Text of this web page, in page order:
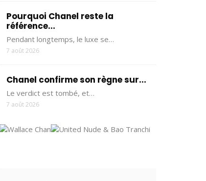
Pourquoi Chanel reste la
référence...
Pendant longtemps, le luxe se…
7 août 2026
Chanel confirme son règne sur...
Le verdict est tombé, et…
7 août 2026